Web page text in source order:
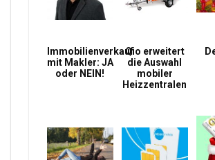
Immobilienverkauf
mit Makler: JA
oder NEIN!
Qio erweitert
die Auswahl
mobiler
Heizzentralen